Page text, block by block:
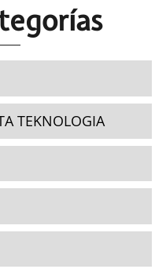
TEKNOLOGIA